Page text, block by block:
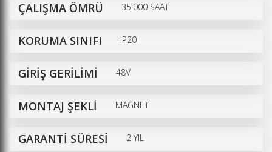
ÇALIŞMA ÖMRÜ 35.000 SAAT
KORUMA SINIFI IP20
GİRİŞ GERİLİMİ 48V
MONTAJ ŞEKLİ MAGNET
GARANTİ SÜRESİ 2 YIL